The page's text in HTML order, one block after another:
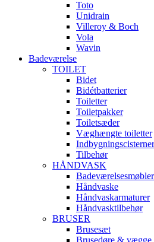
Toto
Unidrain
Villeroy & Boch
Vola
Wavin
Badeværelse
TOILET
Bidet
Bidétbatterier
Toiletter
Toiletpakker
Toiletsæder
Væghængte toiletter
Indbygningscisterner
Tilbehør
HÅNDVASK
Badeværelsesmøbler
Håndvaske
Håndvaskarmaturer
Håndvasktilbehør
BRUSER
Brusesæt
Brusedøre & vægge